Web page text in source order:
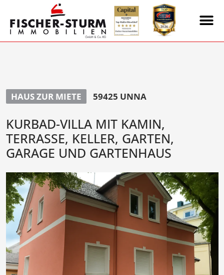
HAUS ZUR MIETE 59425 UNNA
KURBAD-VILLA MIT KAMIN,
TERRASSE, KELLER, GARTEN,
GARAGE UND GARTENHAUS